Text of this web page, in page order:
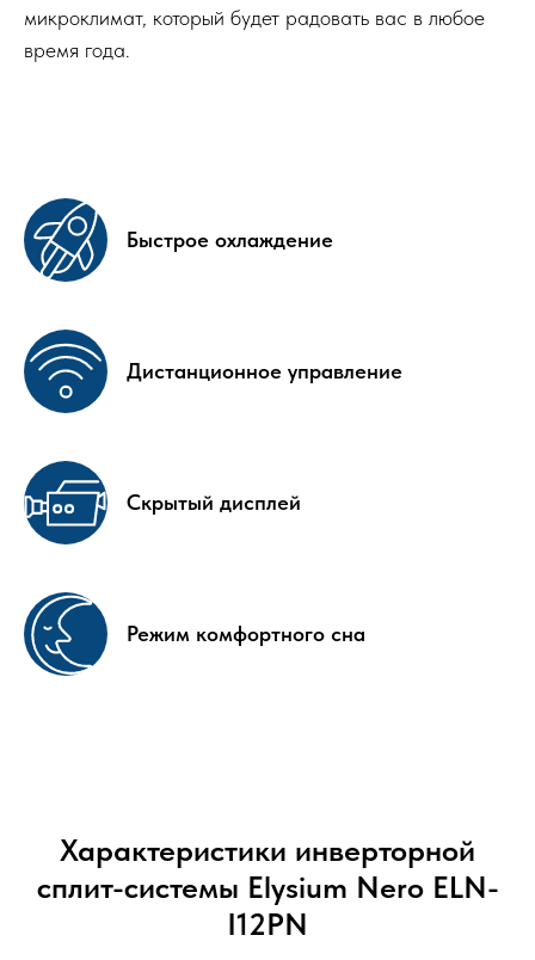
микроклимат, который будет радовать вас в любое
время года.
Быстрое охлаждение
Дистанционное управление
Скрытый дисплей
Режим комфортного сна
Характеристики инверторной
сплит-системы Elysium Nero ELN-
I12PN